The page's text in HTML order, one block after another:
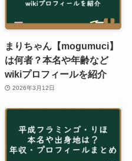
まりちゃん【mogumuci】
は何者？本名や年齢など
wikiプロフィールを紹介
2026年3月12日